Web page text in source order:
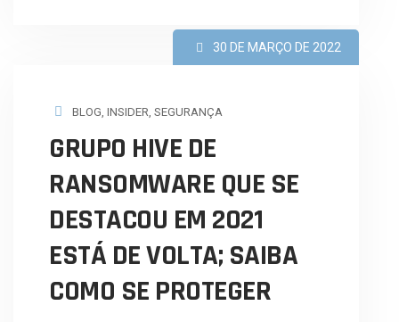
30 DE MARÇO DE 2022
BLOG, INSIDER, SEGURANÇA
GRUPO HIVE DE
RANSOMWARE QUE SE
DESTACOU EM 2021
ESTÁ DE VOLTA; SAIBA
COMO SE PROTEGER